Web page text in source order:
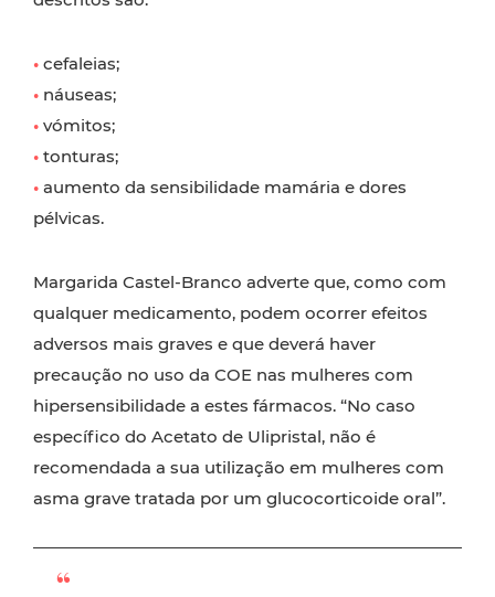
• cefaleias;
• náuseas;
• vómitos;
• tonturas;
• aumento da sensibilidade mamária e dores
pélvicas.
Margarida Castel-Branco adverte que, como com
qualquer medicamento, podem ocorrer efeitos
adversos mais graves e que deverá haver
precaução no uso da COE nas mulheres com
hipersensibilidade a estes fármacos. “No caso
específico do Acetato de Ulipristal, não é
recomendada a sua utilização em mulheres com
asma grave tratada por um glucocorticoide oral”.